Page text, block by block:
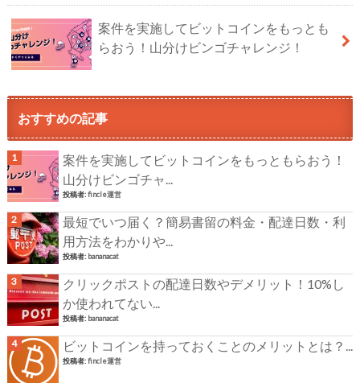
案件を実施してビットコインをもっとも
らおう！山分けビンゴチャレンジ！
おすすめの記事
案件を実施してビットコインをもっともらおう！
山分けビンゴチャ...
投稿者:fincle運営
最短でいつ届く？簡易書留の料金・配達日数・利
用方法をわかりや...
投稿者: bananacat
クリックポストの配達日数やデメリット！10%し
か使われてない...
投稿者: bananacat
ビットコインを持っておくことのメリットとは？...
投稿者:fincle運営